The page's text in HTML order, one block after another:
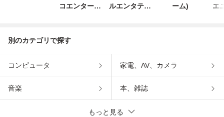
コエンターテ
ルエンタテイ
ーム)
エ
別のカテゴリで探す
コンピュータ 家電、AV、カメラ
音楽 本、雑誌
もっと見る